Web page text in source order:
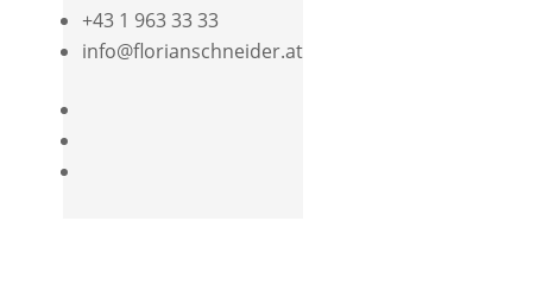
+43 1 963 33 33
info@florianschneider.at